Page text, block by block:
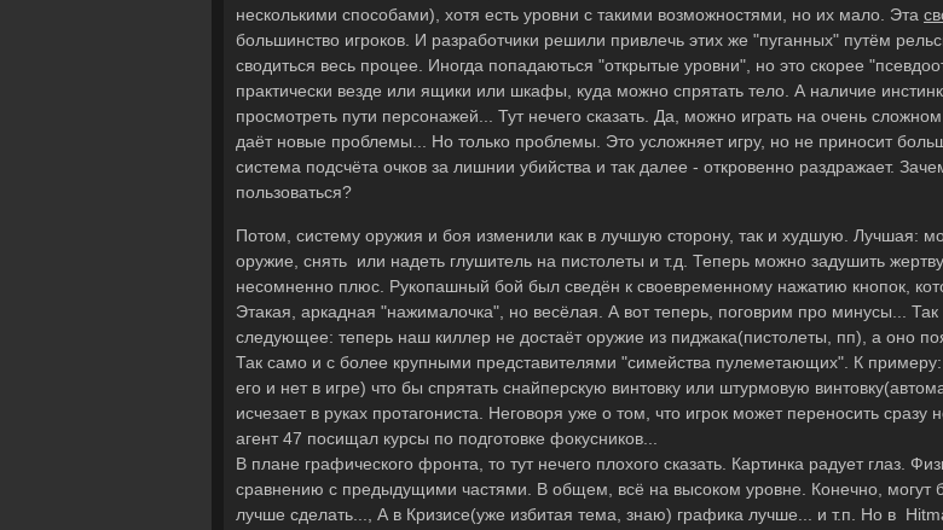
несколькими способами), хотя есть уровни с такими возможностями, но их мало. Эта
большинство игроков. И разработчики решили привлечь этих же "пуганных" путём
сводиться весь процее. Иногда попадаються "открытые уровни", но это скорее
практически везде или ящики или шкафы, куда можно спрятать тело. А наличие
просмотреть пути персонажей... Тут нечего сказать. Да, можно играть на очень
даёт новые проблемы... Но только проблемы. Это усложняет игру, но не приносит
система подсчёта очков за лишнии убийства и так далее - откровенно раздражает.
пользоваться?
Потом, систему оружия и боя изменили как в лучшую сторону, так и худшую. Лучшая:
оружие, снять или надеть глушитель на пистолеты и т.д. Теперь можно задушить
несомненно плюс. Рукопашный бой был сведён к своевременному нажатию кнопок,
Этакая, аркадная "нажималочка", но весёлая. А вот теперь, поговрим про минусы...
следующее: теперь наш киллер не достаёт оружие из пиджака(пистолеты, пп), а оно
Так само и с более крупными представителями "симейства пулеметающих". К
его и нет в игре) что бы спрятать снайперскую винтовку или штурмовую
исчезает в руках протагониста. Неговоря уже о том, что игрок может переносить сразу
агент 47 посищал курсы по подготовке фокусников...
В плане графического фронта, то тут нечего плохого сказать. Картинка радует глаз.
сравнению с предыдущими частями. В общем, всё на высоком уровне. Конечно, могут
лучше сделать..., А в Кризисе(уже избитая тема, знаю) графика лучше... и т.п. Но в